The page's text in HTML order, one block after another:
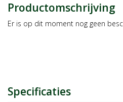
Productomschrijving
Er is op dit moment nog geen
Specificaties